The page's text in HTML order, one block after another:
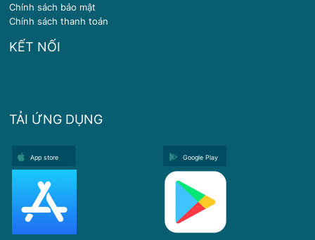
Chính sách bảo mật
Chính sách thanh toán
KẾT NỐI
TẢI ỨNG DỤNG
App store Google Play